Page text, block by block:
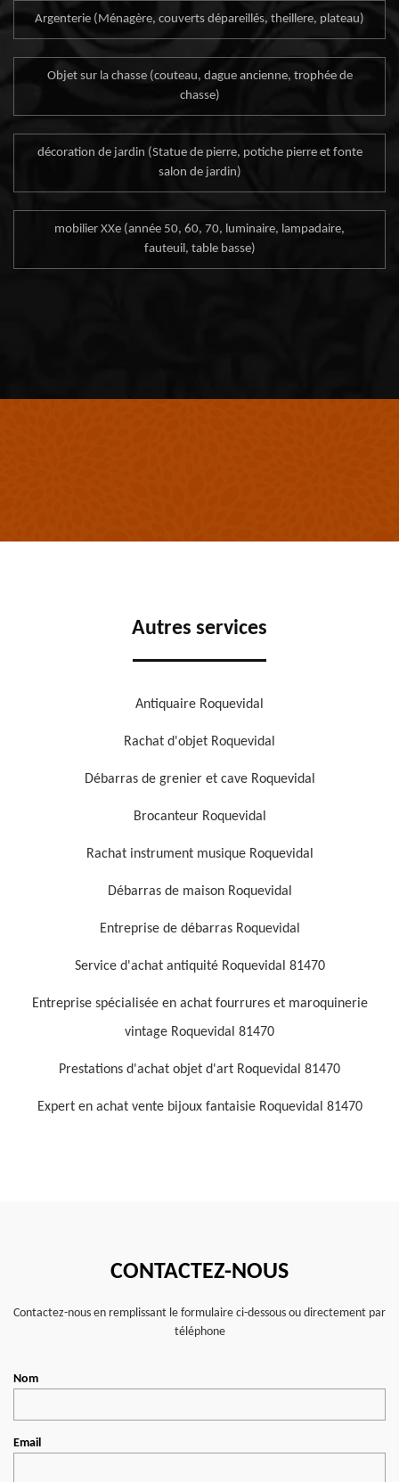
Argenterie (Ménagère, couverts dépareillés, theillere, plateau)
Objet sur la chasse (couteau, dague ancienne, trophée de
chasse)
décoration de jardin (Statue de pierre, potiche pierre et fonte
salon de jardin)
mobilier XXe (année 50, 60, 70, luminaire, lampadaire,
fauteuil, table basse)
Autres services
Antiquaire Roquevidal
Rachat d'objet Roquevidal
Débarras de grenier et cave Roquevidal
Brocanteur Roquevidal
Rachat instrument musique Roquevidal
Débarras de maison Roquevidal
Entreprise de débarras Roquevidal
Service d'achat antiquité Roquevidal 81470
Entreprise spécialisée en achat fourrures et maroquinerie
vintage Roquevidal 81470
Prestations d'achat objet d'art Roquevidal 81470
Expert en achat vente bijoux fantaisie Roquevidal 81470
CONTACTEZ-NOUS
Contactez-nous en remplissant le formulaire ci-dessous ou directement par
téléphone
Nom
Email